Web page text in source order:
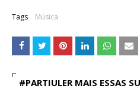
Tags Música
#PARTIULER MAIS ESSAS